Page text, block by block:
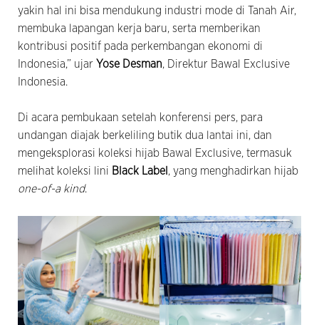
yakin hal ini bisa mendukung industri mode di Tanah Air,
membuka lapangan kerja baru, serta memberikan
kontribusi positif pada perkembangan ekonomi di
Indonesia,” ujar Yose Desman, Direktur Bawal Exclusive
Indonesia.
Di acara pembukaan setelah konferensi pers, para
undangan diajak berkeliling butik dua lantai ini, dan
mengeksplorasi koleksi hijab Bawal Exclusive, termasuk
melihat koleksi lini Black Label , yang menghadirkan hijab
one-of-a kind.